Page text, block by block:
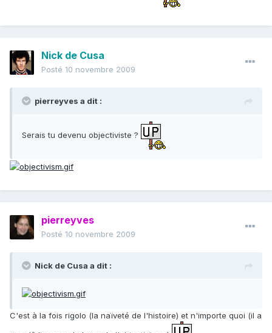
Nick de Cusa
Posté 10 novembre 2009
pierreyves a dit :
Serais tu devenu objectiviste ?
pierreyves
Posté 10 novembre 2009
Nick de Cusa a dit :
C'est à la fois rigolo (la naïveté de l'histoire) et n'importe quoi (il a